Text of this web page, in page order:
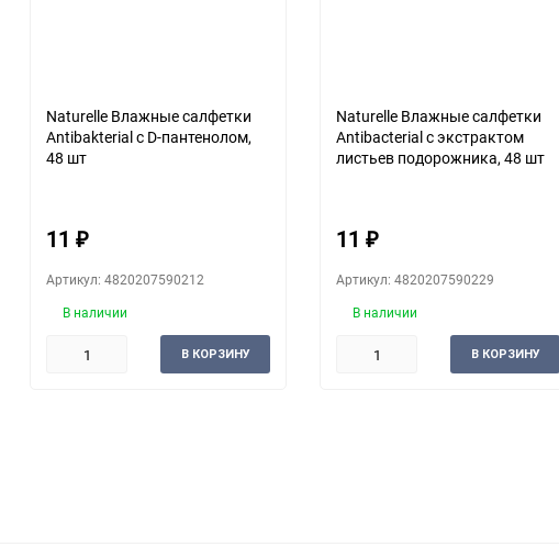
Naturelle Влажные салфетки
Antibakterial с D-пантенолом,
48 шт
11 ₽
Артикул: 4820207590212
В наличии
В КОРЗИНУ
Naturelle Влажные салфетки
Antibacterial с экстрактом
листьев подорожника, 48 шт
11 ₽
Артикул: 4820207590229
В наличии
В КОРЗИНУ